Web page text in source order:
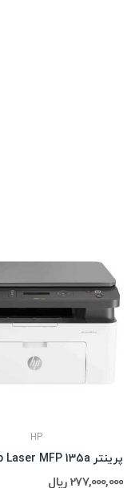
HP
پرینتر Hp Laser MFP 135a
277,000,000 ریال